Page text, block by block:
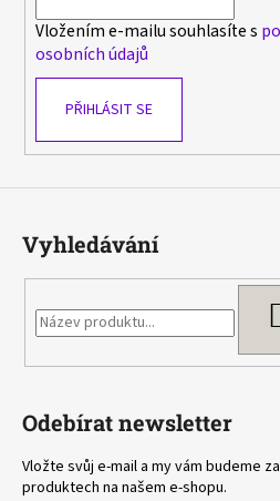
Vložením e-mailu souhlasíte s
osobních údajů
PŘIHLÁSIT SE
Vyhledávání
Odebírat newsletter
Vložte svůj e-mail a my vám budeme
produktech na našem e-shopu.